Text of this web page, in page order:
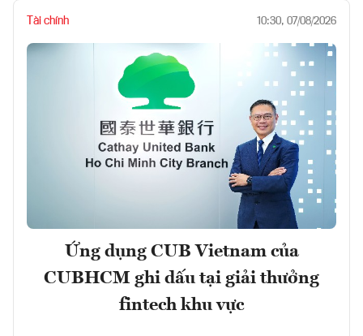
Tài chính 10:30, 07/08/2026
Ứng dụng CUB Vietnam của
CUBHCM ghi dấu tại giải thưởng
fintech khu vực